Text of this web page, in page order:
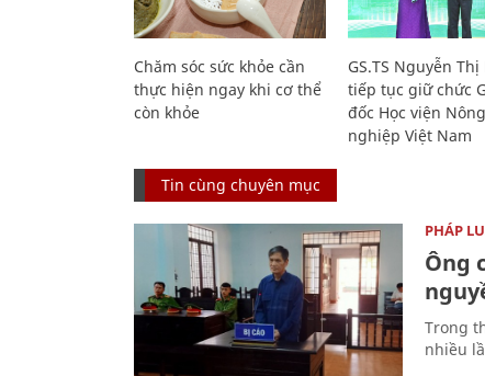
Chăm sóc sức khỏe cần
thực hiện ngay khi cơ thể
còn khỏe
GS.TS Nguyễn Thị
tiếp tục giữ chức
đốc Học viện Nông
nghiệp Việt Nam
Tin cùng chuyên mục
PHÁP
Ông
Trong
nhiều